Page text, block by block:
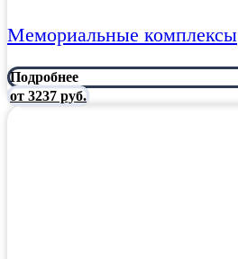
Мемориальные комплексы
Подробнее
от 3237 руб.